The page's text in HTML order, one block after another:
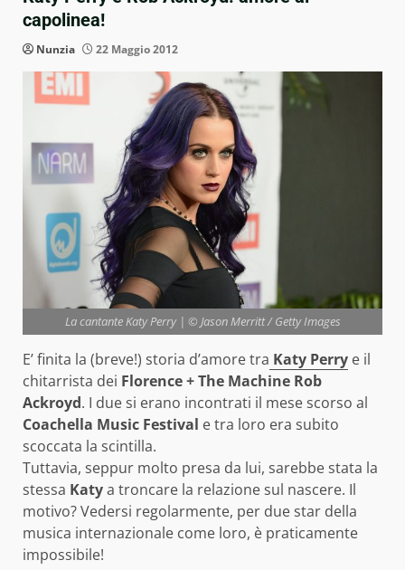
capolinea!
Nunzia 22 Maggio 2012
La cantante Katy Perry | © Jason Merritt / Getty Images
E’ finita la (breve!) storia d’amore tra Katy Perry e il
chitarrista dei Florence + The Machine Rob
Ackroyd. I due si erano incontrati il mese scorso al
Coachella Music Festival e tra loro era subito
scoccata la scintilla.
Tuttavia, seppur molto presa da lui, sarebbe stata la
stessa Katya troncare la relazione sul nascere. Il
motivo? Vedersi regolarmente, per due star della
musica internazionale come loro, è praticamente
impossibile!